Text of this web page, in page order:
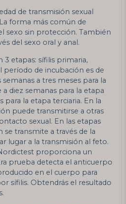
de transmisión sexual
forma más común de
sexo sin protección. También
del sexo oral y anal.
3 etapas: sífilis primaria,
período de incubación es de
a tres meses para la
diez semanas para la etapa
para la etapa terciaria. En la
puede transmitirse a otras
sexual. En las etapas
se transmite a través de la
lugar a la transmisión al feto.
proporciona un
prueba detecta el anticuerpo
en el cuerpo para
sífilis. Obtendrás el resultado